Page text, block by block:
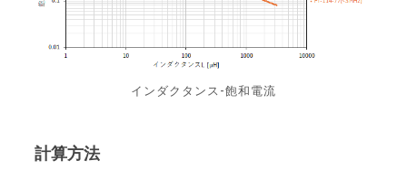
インダクタンス-飽和電流
計算方法